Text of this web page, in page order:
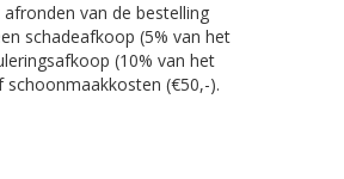
van de bestelling
schadeafkoop (5% van het
(10% van het
schoonmaakkosten (€50,-).